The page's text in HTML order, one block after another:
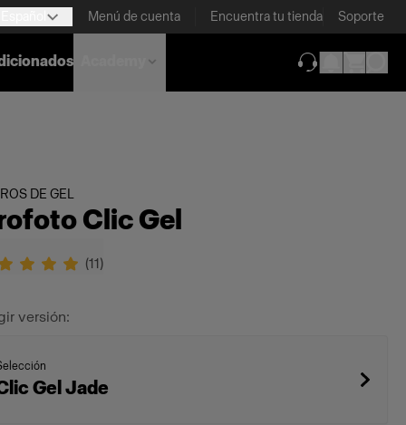
Menú de cuenta Encuentra tu tienda Soporte
DE GEL
Clic Gel
(11)
versión:
Gel Jade